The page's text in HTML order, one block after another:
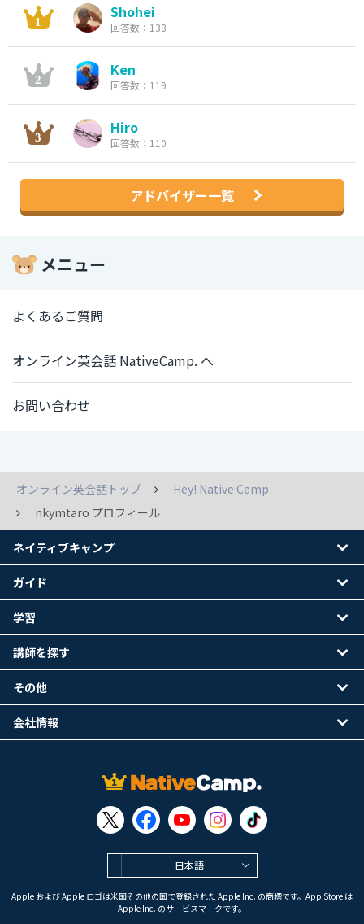
Shohei
回答数：138
Ken
回答数：119
Hiro
回答数：110
アドバイザー一覧
メニュー
よくあるご質問
オンライン英会話 NativeCamp. へ
お問い合わせ
オンライン英会話トップ
Hey! Native Camp
nkymtaro プロフィール
日本語
Apple および Apple ロゴは米国その他の国で登録された Apple Inc. の商標です。App Store は
Apple Inc. のサービスマークです。
ネイティブキャンプ
ガイド
学習
講師を探す
その他
会社情報